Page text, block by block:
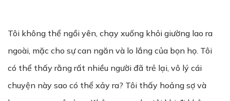
Tôi không thể ngồi yên, chạy xuống khỏi giường lao ra
ngoài, mặc cho sự can ngăn và lo lắng của bọn họ. Tôi
có thể thấy rằng rất nhiều người đã trẻ lại, vô lý cái
chuyện này sao có thể xảy ra? Tôi thấy hoảng sợ và